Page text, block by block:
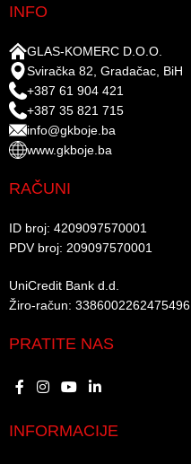
INFO
GLAS-KOMERC D.O.O.
Sviračka 82, Gradačac, BiH
+387 61 904 421
+387 35 821 715
info@gkboje.ba
www.gkboje.ba
RAČUNI
ID broj: 4209097570001​
PDV broj: 209097570001 ​
UniCredit Bank d.d.​
Žiro-račun: 3386002262475496​​
PRATITE NAS
INFORMACIJE